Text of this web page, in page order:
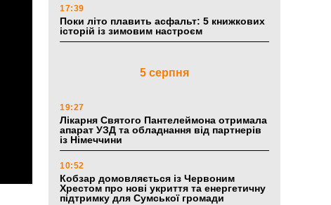
17:39
Поки літо плавить асфальт: 5 книжкових
історій із зимовим настроєм
5 серпня
19:27
Лікарня Святого Пантелеймона отримала
апарат УЗД та обладнання від партнерів
із Німеччини
10:52
Кобзар домовляється із Червоним
Хрестом про нові укриття та енергетичну
підтримку для Сумської громади